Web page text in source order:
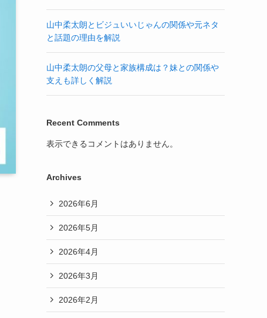
山中柔太朗とビジュいいじゃんの関係や元ネタ
と話題の理由を解説
山中柔太朗の父母と家族構成は？妹との関係や
支えも詳しく解説
Recent Comments
表示できるコメントはありません。
Archives
2026年6月
2026年5月
2026年4月
2026年3月
2026年2月